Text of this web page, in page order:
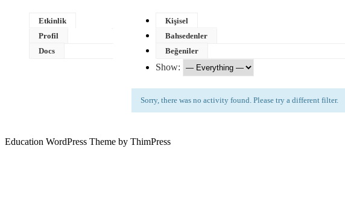
Etkinlik
Profil
Docs
Kişisel
Bahsedenler
Beğeniler
Show:
Sorry, there was no activity found. Please try a different filter.
Education WordPress Theme by ThimPress